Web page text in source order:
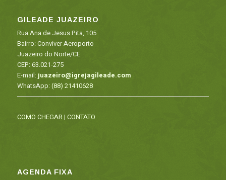
GILEADE JUAZEIRO
Rua Ana de Jesus Pita, 105
Bairro: Conviver Aeroporto
Juazeiro do Norte/CE
CEP: 63.021-275
E-mail: juazeiro@igrejagileade.com
WhatsApp:(88) 21410628
COMO CHEGAR| CONTATO
AGENDA FIXA